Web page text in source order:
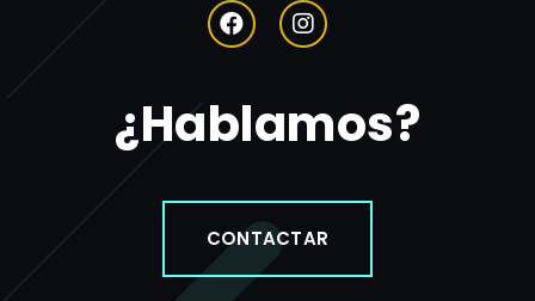
¿Hablamos?
CONTACTAR